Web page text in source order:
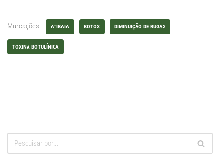
Marcações: ATIBAIA BOTOX DIMINUIÇÃO DE RUGAS
TOXINA BOTULÍNICA